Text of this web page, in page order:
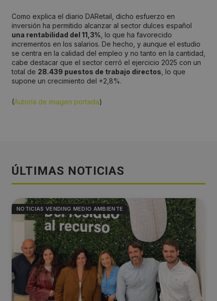
Como explica el diario DARetail, dicho esfuerzo en
inversión ha permitido alcanzar al sector dulces español
una rentabilidad del 11,3% , lo que ha favorecido
incrementos en los salarios. De hecho, y aunque el estudio
se centra en la calidad del empleo y no tanto en la cantidad,
cabe destacar que el sector cerró el ejercicio 2025 con un
total de 28.439 puestos de trabajo directos , lo que
supone un crecimiento del +2,8%.
(Autoría de imagen portada)
ÚLTIMAS NOTICIAS
NOTICIAS VENDING MEDIO AMBIENTE